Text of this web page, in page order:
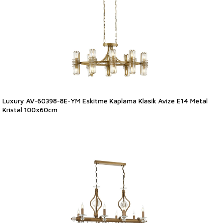
Luxury AV-60398-8E-YM Eskitme Kaplama Klasik Avize E14 Metal
Kristal 100x60cm